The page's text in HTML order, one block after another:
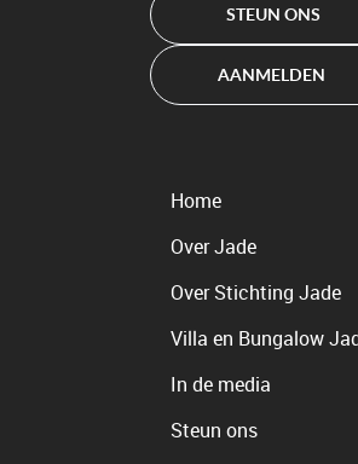
STEUN ONS
AANMELDEN
Home
Over Jade
Over Stichting Jade
Villa en Bungalow
In de media
Steun ons